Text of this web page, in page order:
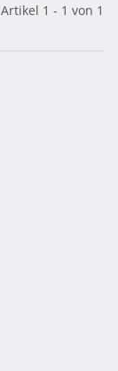
Artikel 1 - 1 von 1